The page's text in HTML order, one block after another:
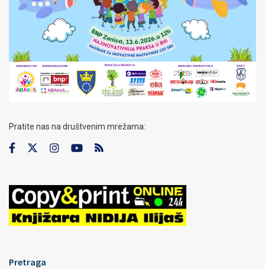
Pratite nas na društvenim mrežama:
Pretraga